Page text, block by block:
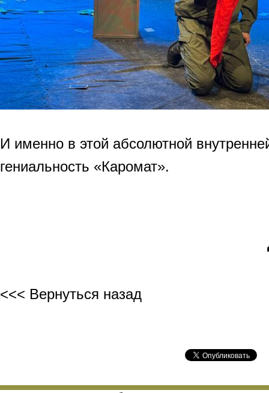
И именно в этой абсолютной
гениальность «Каромат».
<<< Вернуться назад